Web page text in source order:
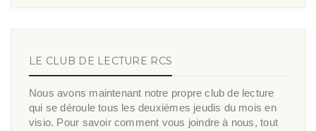
LE CLUB DE LECTURE RCS
Nous avons maintenant notre propre club de lecture
qui se déroule tous les deuxièmes jeudis du mois en
visio. Pour savoir comment vous joindre à nous, tout